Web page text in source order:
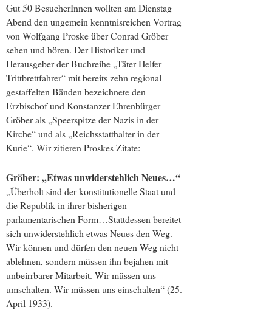
Gut 50 BesucherInnen wollten am Dienstag
Abend den ungemein kenntnisreichen Vortrag
von Wolfgang Proske über Conrad Gröber
sehen und hören. Der Historiker und
Herausgeber der Buchreihe „Täter Helfer
Trittbrettfahrer“ mit bereits zehn regional
gestaffelten Bänden bezeichnete den
Erzbischof und Konstanzer Ehrenbürger
Gröber als „Speerspitze der Nazis in der
Kirche“ und als „Reichs­statthalter in der
Kurie“. Wir zitieren Proskes Zitate:
Gröber: „Etwas unwiderstehlich Neues…“
„Überholt sind der konstitutionelle Staat und
die Republik in ihrer bisherigen
parlamentarischen Form…Stattdessen bereitet
sich unwiderstehlich etwas Neues den Weg.
Wir können und dürfen den neuen Weg nicht
ablehnen, sondern müssen ihn bejahen mit
unbeirrbarer Mitarbeit. Wir müssen uns
umschalten. Wir müssen uns einschalten“ (25.
April 1933).